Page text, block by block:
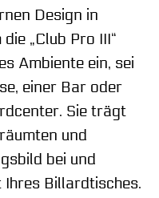
Design in
„Club Pro III“
Ambiente ein, sei
einer Bar oder
Sie trägt
und
bei und
Billardtisches.